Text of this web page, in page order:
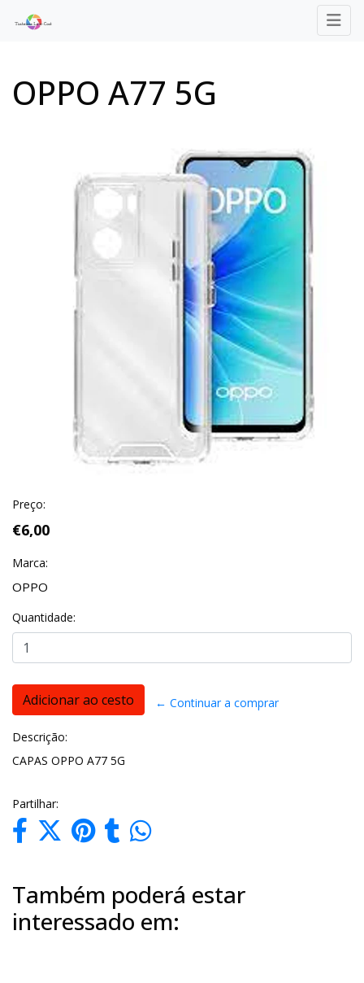
OPPO A77 5G
Preço:
€6,00
Marca:
OPPO
Quantidade:
← Continuar a comprar
Descrição:
CAPAS OPPO A77 5G
Partilhar:
Também poderá estar
interessado em: